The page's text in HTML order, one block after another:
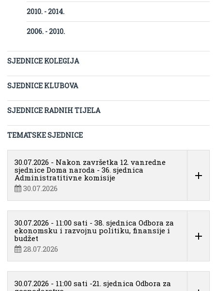
2010. - 2014.
2006. - 2010.
SJEDNICE KOLEGIJA
SJEDNICE KLUBOVA
SJEDNICE RADNIH TIJELA
TEMATSKE SJEDNICE
30.07.2026 - Nakon završetka 12. vanredne
sjednice Doma naroda - 36. sjednica
Administratitivne komisije
30.07.2026
30.07.2026 - 11:00 sati - 38. sjednica Odbora za
ekonomsku i razvojnu politiku, finansije i
budžet
28.07.2026
30.07.2026 - 11:00 sati -21. sjednica Odbora za